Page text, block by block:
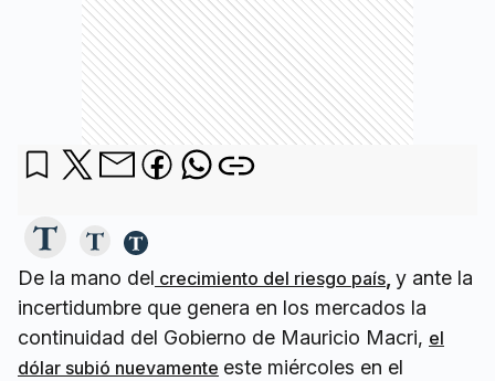
De la mano del crecimiento del riesgo país y ante la
incertidumbre que genera en los mercados la
continuidad del Gobierno de Mauricio Macri, el
dólar subió nuevamente este miércoles en el